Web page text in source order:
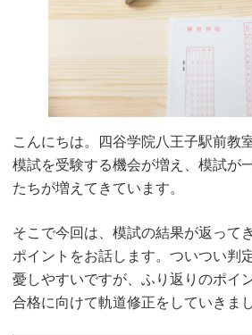
こんにちは。四谷学院八王子駅前教
模試を受験する機会が増え、模試が
たちが増えてきています。
そこで今回は、模試の結果が返って
ポイントをお話します。ついつい判
憂しやすいですが、ふり返りのポイ
合格に向けて軌道修正をしていきま